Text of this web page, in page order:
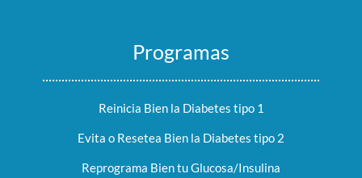
Programas
Reinicia Bien la Diabetes tipo 1
Evita o Resetea Bien la Diabetes tipo 2
Reprograma Bien tu Glucosa/Insulina